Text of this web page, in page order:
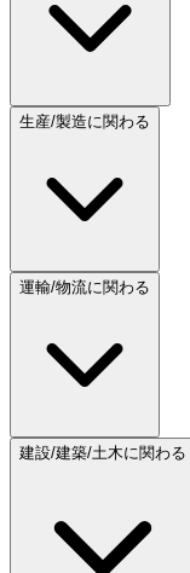
生産/製造に関わる
運輸/物流に関わる
建設/建築/土木に関わる